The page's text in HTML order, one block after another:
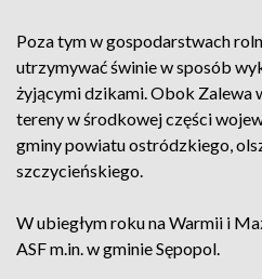
Poza tym w gospodarstwach
utrzymywać świnie w sposób
żyjącymi dzikami. Obok Zalewa
tereny w środkowej części
gminy powiatu ostródzkiego,
szczycieńskiego.
W ubiegłym roku na Warmii i
ASF m.in. w gminie Sępopol.